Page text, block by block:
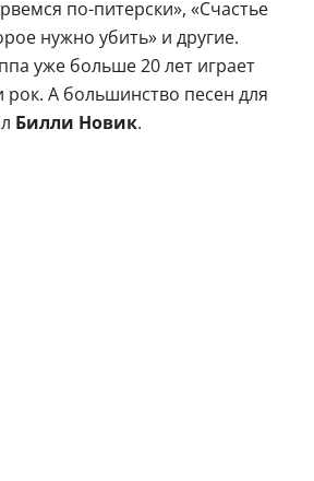
по-питерски», «Счастье
нужно убить» и другие.
уже больше 20 лет играет
рок. А большинство песен для
Билли Новик.